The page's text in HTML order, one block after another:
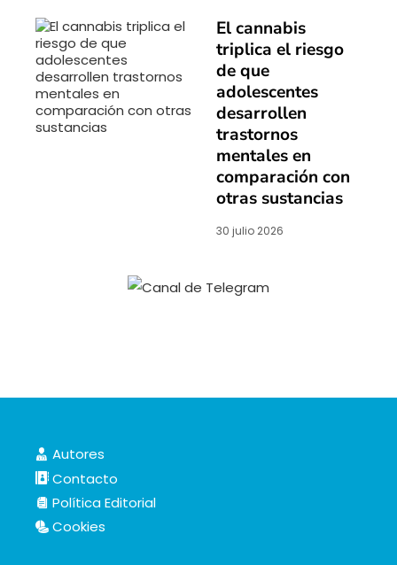
El cannabis
triplica el riesgo
de que
adolescentes
desarrollen
trastornos
mentales en
comparación con
otras sustancias
30 julio 2026
Autores
Contacto
Política Editorial
Cookies